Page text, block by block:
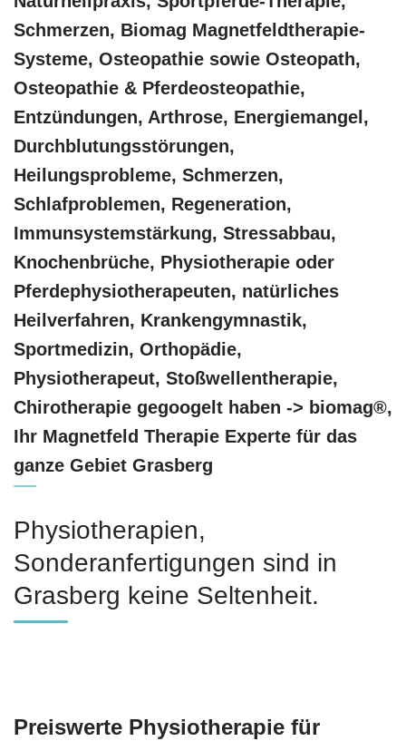
Schmerzen, Biomag Magnetfeldtherapie-
Systeme, Osteopathie sowie Osteopath,
Osteopathie & Pferdeosteopathie,
Entzündungen, Arthrose, Energiemangel,
Durchblutungsstörungen,
Heilungsprobleme, Schmerzen,
Schlafproblemen, Regeneration,
Immunsystemstärkung, Stressabbau,
Knochenbrüche, Physiotherapie oder
Pferdephysiotherapeuten, natürliches
Heilverfahren, Krankengymnastik,
Sportmedizin, Orthopädie,
Physiotherapeut, Stoßwellentherapie,
Chirotherapie gegoogelt haben -> biomag®,
Ihr Magnetfeld Therapie Experte für das
ganze Gebiet Grasberg
Physiotherapien,
Sonderanfertigungen sind in
Grasberg keine Seltenheit.
Preiswerte Physiotherapie für